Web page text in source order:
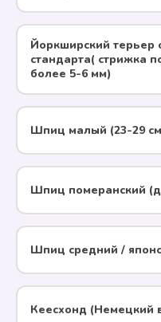
Йоркширский терьер
стандарта( стрижка
более 5-6 мм)
Шпиц малый (23-29
Шпиц померанский
Шпиц средний /
Кеесхонд (Немецкий